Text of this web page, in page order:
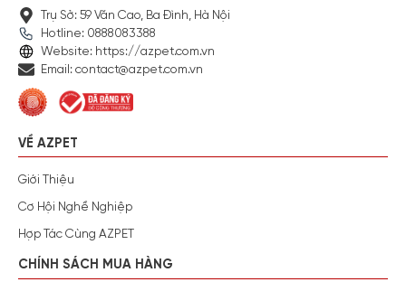
Trụ Sở: 59 Văn Cao, Ba Đình, Hà Nội
Hotline: 0888083388
Website: https://azpet.com.vn
Email: contact@azpet.com.vn
VỀ AZPET
Giới Thiệu
Cơ Hội Nghề Nghiệp
Hợp Tác Cùng AZPET
CHÍNH SÁCH MUA HÀNG